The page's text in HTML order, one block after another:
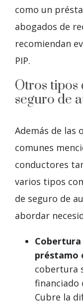
como un
abogados de
recomiendan
PIP.
Otros tipos
seguro de
Además de las
comunes
conductores
varios tipos
de seguro de
abordar
Cobertura
préstamo
cobertura
financiado
Cubre la